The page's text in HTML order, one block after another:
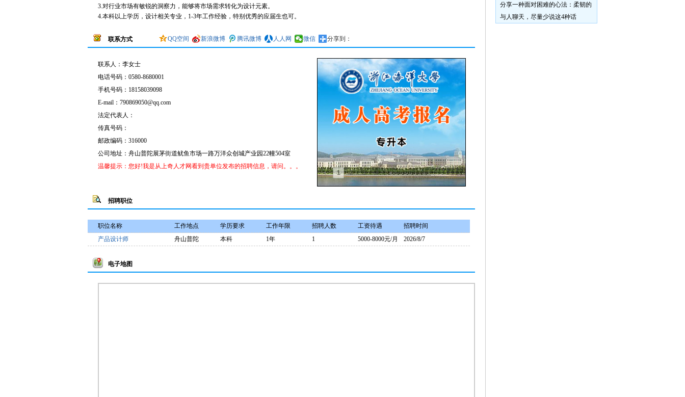
3.对行业市场有敏锐的洞察力，能够将市场需求转化为设计元素。
4.本科以上学历，设计相关专业，1-3年工作经验，特别优秀的应届生也可。
联系方式 QQ空间 新浪微博 腾讯微博 人人网 微信 分享到：
1 2 3 4
联系人： 李女士
电话号码： 0580-8680001
手机号码： 18158039098
E-mail： 790869050@qq.com
法定代表人：
传真号码：
邮政编码：316000
公司地址： 舟山普陀展茅街道鱿鱼市场一路万洋众创城产业园22幢504室
温馨提示：您好!我是从上奇人才网看到贵单位发布的招聘信息，请问。。。
招聘职位
职位名称 工作地点 学历要求 工作年限 招聘人数 工资待遇
招聘时间
产品设计师
舟山普陀 本科 1年 1 5000-8000元/月 2026/8/7
电子地图
分享一种面对困难的心法：柔韧的
与人聊天，尽量少说这4种话